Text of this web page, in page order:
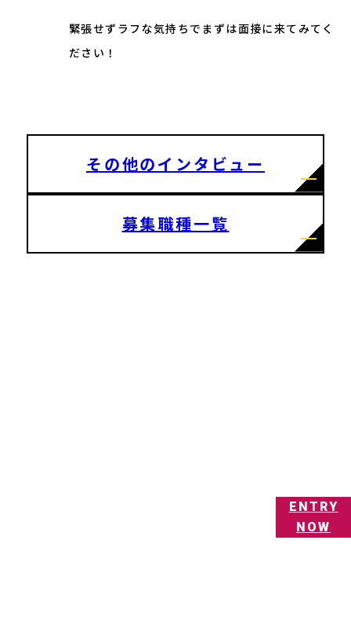
ENTRY
NOW
緊張せずラフな気持ちでまずは面接に来てみてく
ださい！
その他のインタビュー
募集職種一覧